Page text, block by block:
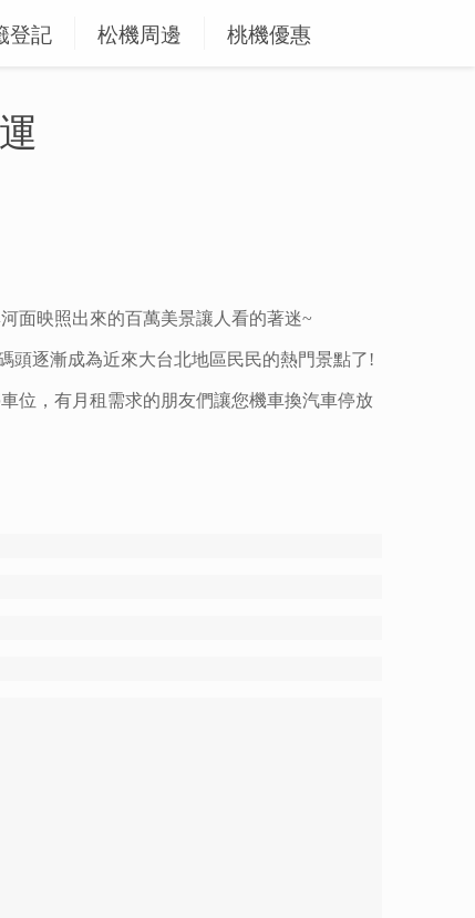
登記 松機周邊 桃機優惠
面映照出來的百萬美景讓人看的著迷~
頭逐漸成為近來大台北地區民民的熱門景點了!
位， 有月租需求的朋友們讓您機車換汽車停放